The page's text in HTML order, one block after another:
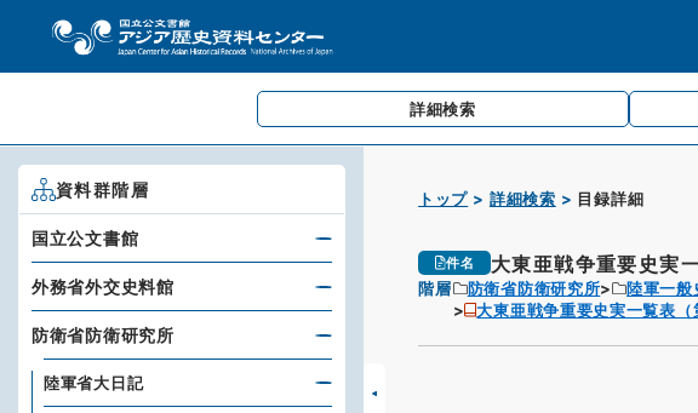
詳細検索
トップ 詳細検索 目録詳細
件名 大東亜戦争重要史
階層 防衛省防衛研究所 陸軍一般
大東亜戦争重要史実一覧表
資料群階層
国立公文書館
外務省外交史料館
防衛省防衛研究所
陸軍省大日記